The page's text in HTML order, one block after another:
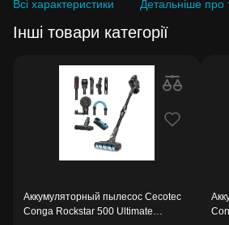
Всі характеристики Детальніше про
Інші товари категорії
Аккумуляторный пылесос Cecotec
Conga Rockstar 500 Ultimate